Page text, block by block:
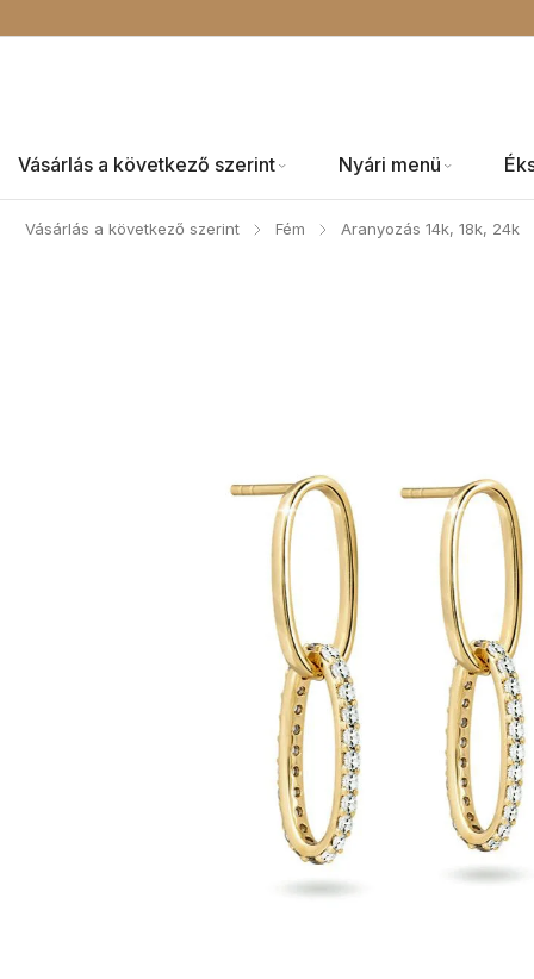
Vásárlás a következő szerint Nyári menü
Vásárlás a következő szerint / Fém / Aranyozás 14k, 18k, 24k